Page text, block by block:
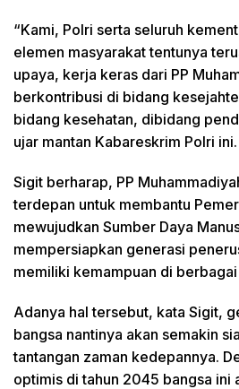
“Kami, Polri serta seluruh
elemen masyarakat tentunya
upaya, kerja keras dari PP
berkontribusi di bidang
bidang kesehatan, dibidang
ujar mantan Kabareskrim Polri ini.
Sigit berharap, PP
terdepan untuk membantu
mewujudkan Sumber Daya
mempersiapkan generasi
memiliki kemampuan di
Adanya hal tersebut, kata Sigit,
bangsa nantinya akan semakin
tantangan zaman kedepannya.
optimis di tahun 2045 bangsa ini